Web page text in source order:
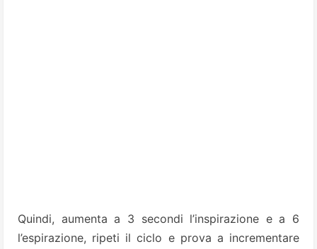
Quindi, aumenta a 3 secondi l’inspirazione e a 6
l’espirazione, ripeti il ciclo e prova a incrementare